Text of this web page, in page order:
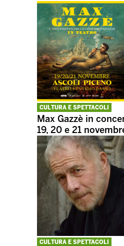
CULTURA E SPETTACOLI
Max Gazzè in
19, 20 e 21
CULTURA E SPETTACOLI